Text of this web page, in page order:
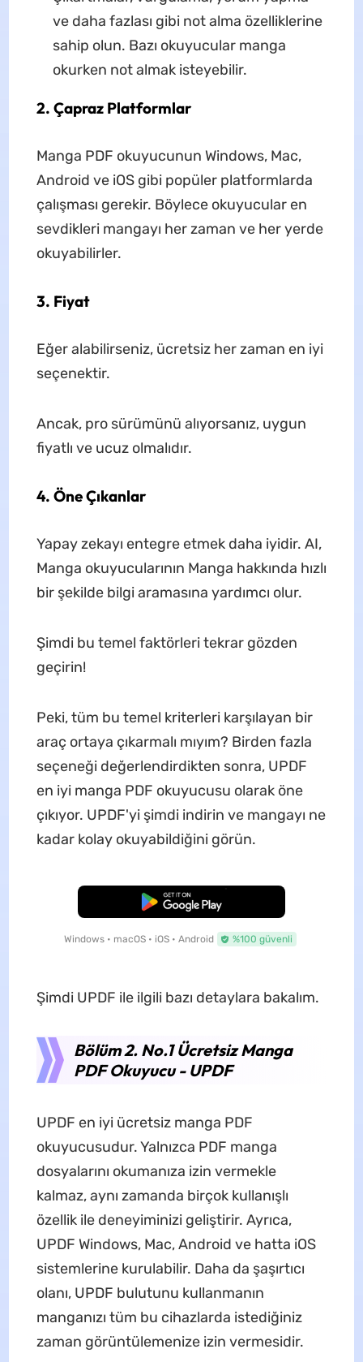
ve daha fazlası gibi not alma özelliklerine
sahip olun. Bazı okuyucular manga
okurken not almak isteyebilir.
2. Çapraz Platformlar
Manga PDF okuyucunun Windows, Mac,
Android ve iOS gibi popüler platformlarda
çalışması gerekir. Böylece okuyucular en
sevdikleri mangayı her zaman ve her yerde
okuyabilirler.
3. Fiyat
Eğer alabilirseniz, ücretsiz her zaman en iyi
seçenektir.
Ancak, pro sürümünü alıyorsanız, uygun
fiyatlı ve ucuz olmalıdır.
4. Öne Çıkanlar
Yapay zekayı entegre etmek daha iyidir. AI,
Manga okuyucularının Manga hakkında hızlı
bir şekilde bilgi aramasına yardımcı olur.
Şimdi bu temel faktörleri tekrar gözden
geçirin!
Peki, tüm bu temel kriterleri karşılayan bir
araç ortaya çıkarmalı mıyım? Birden fazla
seçeneği değerlendirdikten sonra, UPDF
en iyi manga PDF okuyucusu olarak öne
çıkıyor. UPDF'yi şimdi indirin ve mangayı ne
kadar kolay okuyabildiğini görün.
Ücretsiz İndirme
Windows • macOS • iOS • Android %100 güvenli
Şimdi UPDF ile ilgili bazı detaylara bakalım.
Bölüm 2. No.1 Ücretsiz Manga
PDF Okuyucu - UPDF
UPDF en iyi ücretsiz manga PDF
okuyucusudur. Yalnızca PDF manga
dosyalarını okumanıza izin vermekle
kalmaz, aynı zamanda birçok kullanışlı
özellik ile deneyiminizi geliştirir. Ayrıca,
UPDF Windows, Mac, Android ve hatta iOS
sistemlerine kurulabilir. Daha da şaşırtıcı
olanı, UPDF bulutunu kullanmanın
manganızı tüm bu cihazlarda istediğiniz
zaman görüntülemenize izin vermesidir.